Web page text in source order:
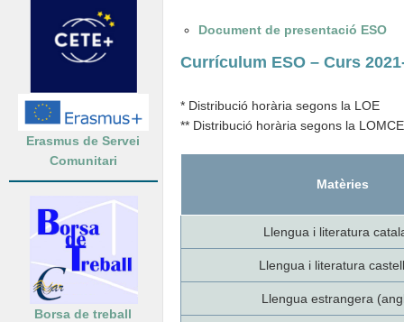
Erasmus de Servei
Comunitari
Borsa de treball
Document de presentació ESO
Currículum ESO – Curs
* Distribució horària segons la LOE
** Distribució horària segons la LOMCE
Matèries
Llengua i literatura
Llengua i literatura
Llengua estrangera